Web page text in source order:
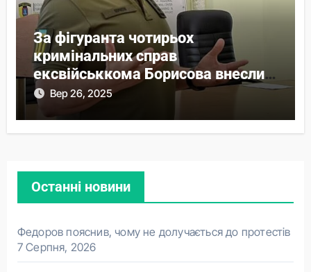
За фігуранта чотирьох
кримінальних справ
ексвійськкома Борисова внесли
понад 44 млн застави
Вер 26, 2025
Останні новини
Федоров пояснив, чому не долучається до протестів
7 Серпня, 2026